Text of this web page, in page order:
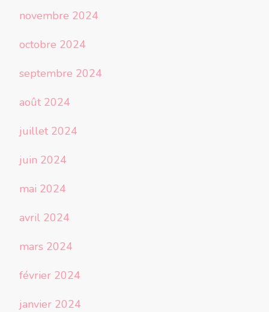
novembre 2024
octobre 2024
septembre 2024
août 2024
juillet 2024
juin 2024
mai 2024
avril 2024
mars 2024
février 2024
janvier 2024